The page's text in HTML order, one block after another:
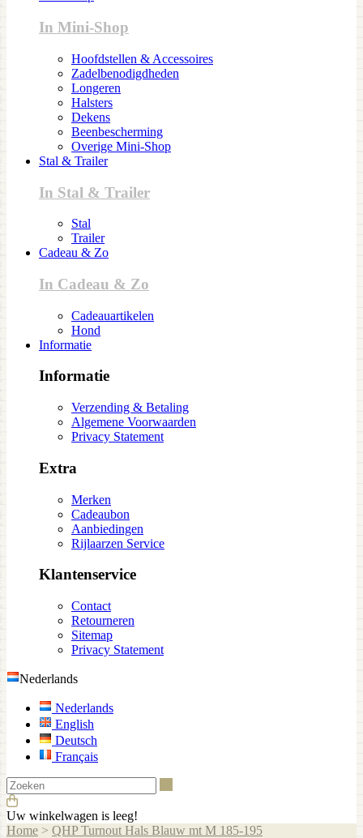
In Mini-Shop
Hoofdstellen & Accessoires
Zadelbenodigdheden
Longeren
Halsters
Dekens
Beenbescherming
Overige Mini-Shop
Stal & Trailer
In Stal & Trailer
Stal
Trailer
Cadeau & Zo
In Cadeau & Zo
Cadeauartikelen
Hond
Informatie
Informatie
Verzending & Betaling
Algemene Voorwaarden
Privacy Statement
Extra
Merken
Cadeaubon
Aanbiedingen
Rijlaarzen Service
Klantenservice
Contact
Retourneren
Sitemap
Privacy Statement
Nederlands
Nederlands
English
Deutsch
Français
Uw winkelwagen is leeg!
Home > QHP Turnout Hals Blauw mt M 185-195